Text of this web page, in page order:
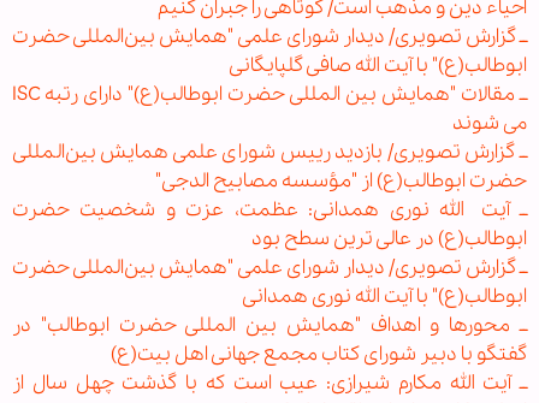
احیاء دین و مذهب است/ كوتاهی را جبران كنیم
ــ گزارش تصویری/ دیدار شورای علمی "همایش بین‌المللی حضرت
ابوطالب(ع)" با آیت الله صافی گلپایگانی
ــ مقالات "همایش بین المللی حضرت ابوطالب(ع)" دارای رتبه ISC
می شوند
ــ گزارش تصویری/ بازدید رییس شورای علمی همایش بین‌المللی
حضرت ابوطالب(ع) از "مؤسسه مصابیح الدجی"
ــ آیت الله نوری همدانی: عظمت، عزت و شخصیت حضرت
ابوطالب(ع) در عالی ترین سطح بود
ــ گزارش تصویری/ دیدار شورای علمی "همایش بین‌المللی حضرت
ابوطالب(ع)" با آیت الله نوری همدانی
ــ محورها و اهداف "همایش بین المللی حضرت ابوطالب" در
گفتگو با دبیر شورای کتاب مجمع جهانی اهل بیت(ع)
ــ آیت الله مکارم شیرازی: عیب است که با گذشت چهل سال از